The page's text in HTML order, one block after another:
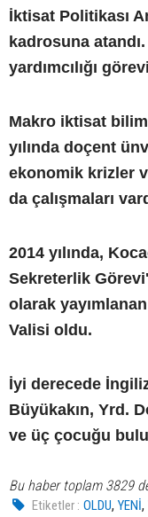
İktisat Politikası
kadrosuna
yardımcılığı
Makro iktisat bilim
yılında doçent
ekonomik krizler
da çalışmaları
2014 yılında,
Sekreterlik
olarak
Valisi oldu.
İyi derecede
Büyükakın, Yrd.
ve üç çocuğu
Bu haber toplam 3829
Etiketler : OLDU,YENİ,